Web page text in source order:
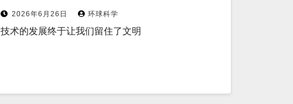
2026年6月26日 环球科学
技术的发展终于让我们留住了文明